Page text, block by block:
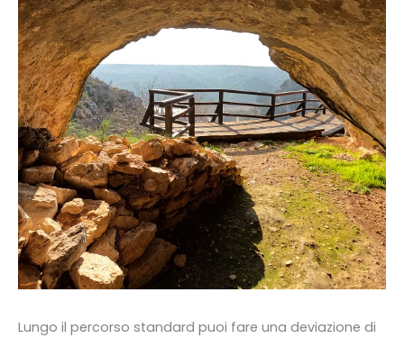
Lungo il percorso standard puoi fare una deviazione di